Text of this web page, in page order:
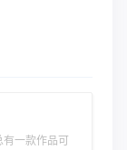
一款作品可